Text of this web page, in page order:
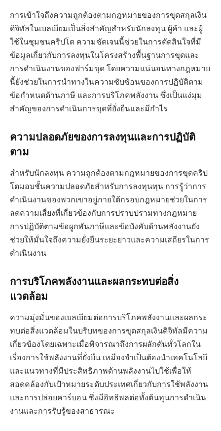
การเข้าใจถึงความถูกต้องตามกฎหมายของการขุดสกุลเงิน
ดิจิทัลในเบลเยียมเป็นสิ่งสำคัญสำหรับนักลงทุน ผู้ค้า และผู้
ใช้ในชุมชนคริปโต ความชัดเจนนี้ช่วยในการตัดสินใจที่มี
ข้อมูลเกี่ยวกับการลงทุนในโครงสร้างพื้นฐานการขุดและ
การดำเนินงานของฟาร์มขุด โดยความแน่นอนทางกฎหมาย
นี้ยังช่วยในการนำทางในความซับซ้อนของการปฏิบัติตาม
ข้อกำหนดด้านภาษี และการบริโภคพลังงาน ซึ่งเป็นแง่มุม
สำคัญของการดำเนินการขุดที่ยั่งยืนและมีกำไร
ความปลอดภัยของการลงทุนและการปฏิบัติ
ตาม
สำหรับนักลงทุน ความถูกต้องตามกฎหมายของการขุดคริป
โตมอบชั้นความปลอดภัยสำหรับการลงทุนทุน การรู้ว่าการ
ดำเนินงานของพวกเขาอยู่ภายใต้กรอบกฎหมายช่วยในการ
ลดความเสี่ยงที่เกี่ยวข้องกับการปราบปรามทางกฎหมาย
การปฏิบัติตามข้อผูกพันภาษีและข้อบังคับด้านพลังงานยัง
ช่วยให้มั่นใจถึงความยั่งยืนระยะยาวและความเสถียรในการ
ดำเนินงาน
การบริโภคพลังงานและผลกระทบต่อสิ่ง
แวดล้อม
ความมุ่งมั่นของเบลเยียมต่อการบริโภคพลังงานและผลกระ
ทบต่อสิ่งแวดล้อมในบริบทของการขุดสกุลเงินดิจิทัลมีความ
เกี่ยวข้องโดยเฉพาะเมื่อพิจารณาถึงการผลักดันทั่วโลกใน
เรื่องการใช้พลังงานที่ยั่งยืน เหมืองจำเป็นต้องนำเทคโนโลยี
และแนวทางที่มีประสิทธิภาพด้านพลังงานไปใช้เพื่อให้
สอดคล้องกับเป้าหมายระดับประเทศเกี่ยวกับการใช้พลังงาน
และการปล่อยคาร์บอน ซึ่งมีอิทธิพลต่อทั้งต้นทุนการดำเนิน
งานและการรับรู้ของสาธารณะ